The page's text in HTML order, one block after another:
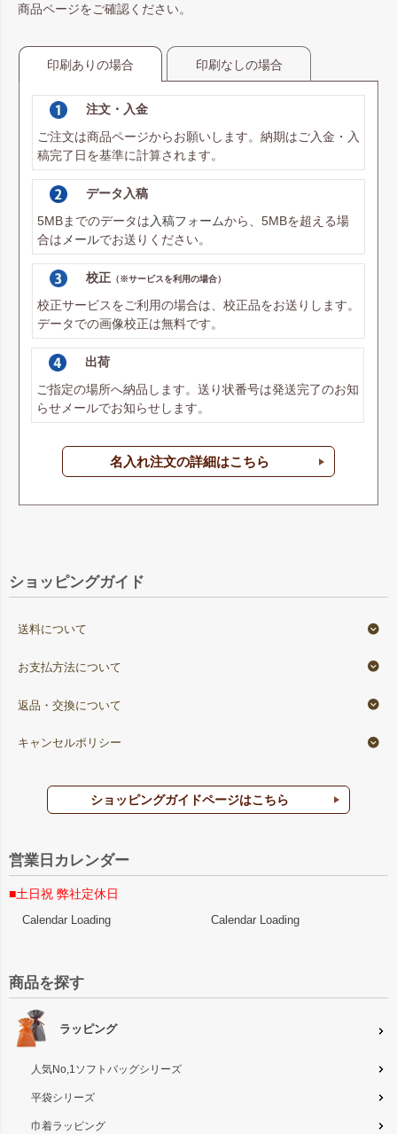
商品ページをご確認ください。
印刷ありの場合 印刷なしの場合
注文・入金
ご注文は商品ページからお願いします。納期はご入金・入
稿完了日を基準に計算されます。
データ入稿
5MBまでのデータは 入稿フォームから、5MBを超える場
合は メールでお送りください。
校正 （※サービスを利用の場合）
校正サービスをご利用の場合は、校正品をお送りします。
データでの画像校正は無料です。
出荷
ご指定の場所へ納品します。送り状番号は発送完了のお知
らせメールでお知らせします。
名入れ注文の詳細はこちら
ショッピングガイド
送料について
お支払方法について
返品・交換について
キャンセルポリシー
ショッピングガイドページはこちら
営業日カレンダー
■土日祝 弊社定休日
Calendar Loading Calendar Loading
商品を探す
ラッピング
人気No,1ソフトバッグシリーズ
平袋シリーズ
巾着ラッピング